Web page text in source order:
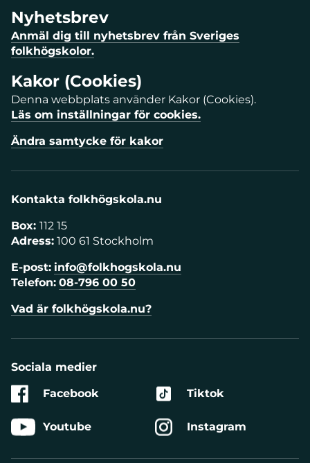
Nyhetsbrev
Anmäl dig till nyhetsbrev från Sveriges
folkhögskolor.
Kakor (Cookies)
Denna webbplats använder Kakor (Cookies).
Läs om inställningar för cookies.
Ändra samtycke för kakor
Kontakta folkhögskola.nu
Box: 112 15
Adress: 100 61 Stockholm
E-post: info@folkhogskola.nu
Telefon: 08-796 00 50
Vad är folkhögskola.nu?
Sociala medier
Facebook
Youtube
Tiktok
Instagram